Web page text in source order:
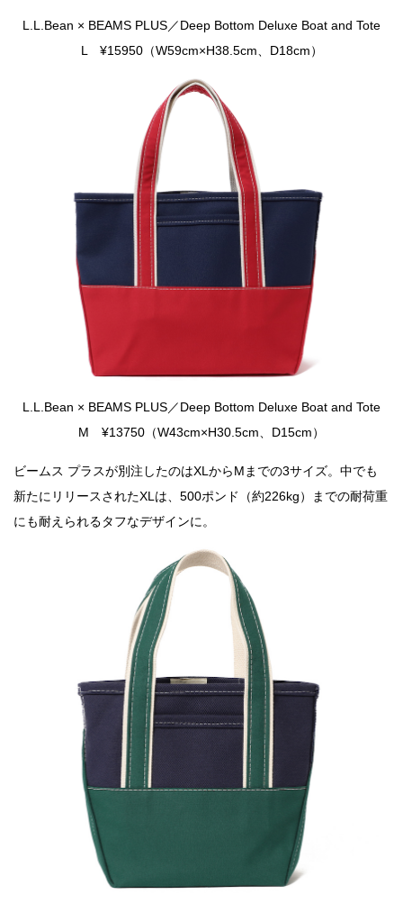
L.L.Bean × BEAMS PLUS／Deep Bottom Deluxe Boat and Tote
L ¥15950（W59cm×H38.5cm、D18cm）
L.L.Bean × BEAMS PLUS／Deep Bottom Deluxe Boat and Tote
M ¥13750（W43cm×H30.5cm、D15cm）
ビームス プラスが別注したのはXLからMまでの3サイズ。中でも
新たにリリースされたXLは、500ポンド（約226kg）までの耐荷重
にも耐えられるタフなデザインに。